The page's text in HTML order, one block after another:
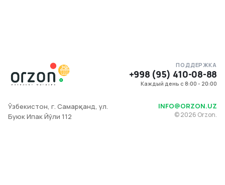
ПОДДЕРЖКА
+998 (95) 410-08-88
Каждый день с 8:00 - 20:00
Ўзбекистон, г. Самарқанд, ул.
Буюк Ипак Йўли 112
INFO@ORZON.UZ
©2026 Orzon.